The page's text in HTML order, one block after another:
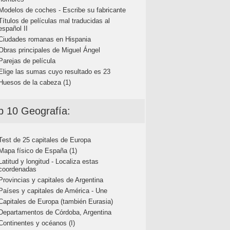
de coches - Escribe su fabricante
de películas mal traducidas al
II
romanas en Hispania
principales de Miguel Ángel
de película
las sumas cuyo resultado es 23
de la cabeza (1)
10 Geografía:
de 25 capitales de Europa
físico de España (1)
y longitud - Localiza estas
y capitales de Argentina
y capitales de América - Une
de Europa (también Eurasia)
de Córdoba, Argentina
y océanos (I)